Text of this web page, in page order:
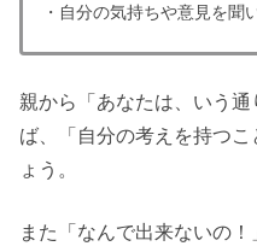
・自分の気持ちや意見を聞
親から「あなたは、いう
ば、「自分の考えを持つ
ょう。
また「なんで出来ないの